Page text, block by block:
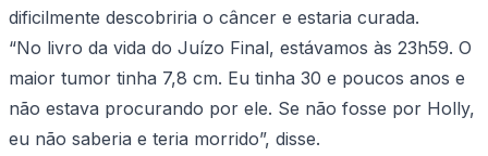
dificilmente descobriria o câncer e estaria curada.
“No livro da vida do Juízo Final, estávamos às 23h59. O
maior tumor tinha 7,8 cm. Eu tinha 30 e poucos anos e
não estava procurando por ele. Se não fosse por Holly,
eu não saberia e teria morrido”, disse.